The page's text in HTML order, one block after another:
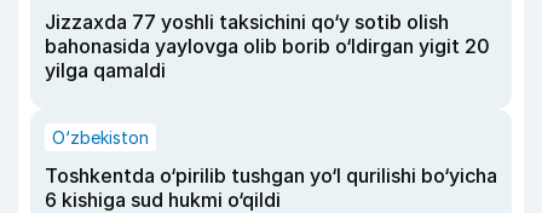
Jizzaxda 77 yoshli taksichini qo‘y sotib olish
bahonasida yaylovga olib borib o‘ldirgan yigit 20
yilga qamaldi
O‘zbekiston
Toshkentda o‘pirilib tushgan yo‘l qurilishi bo‘yicha
6 kishiga sud hukmi o‘qildi